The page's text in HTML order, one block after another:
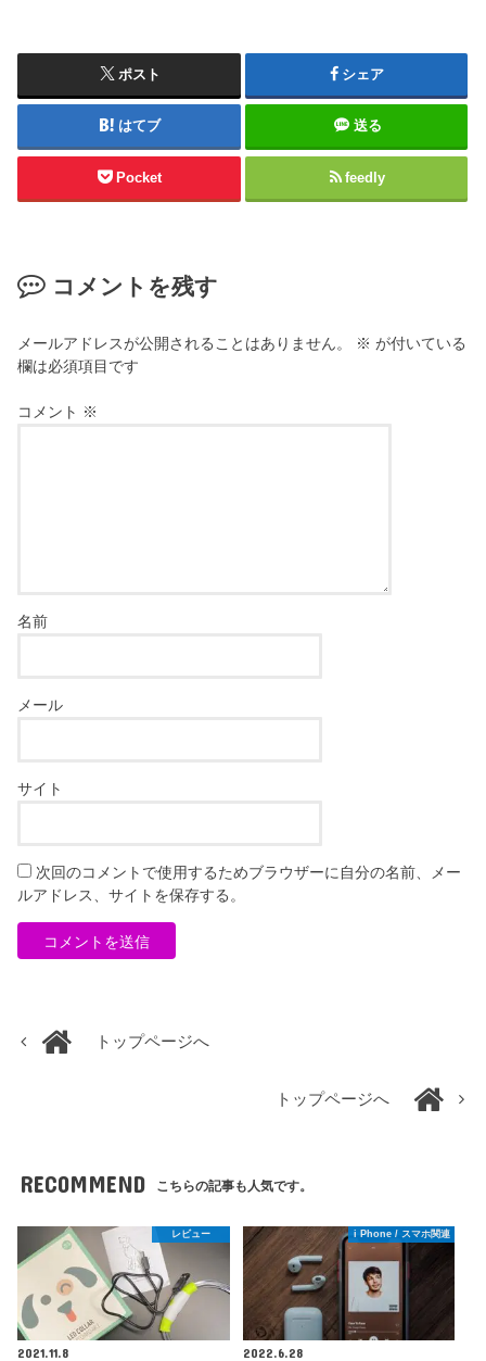
ポスト シェア
はてブ 送る
Pocket feedly
コメントを残す
メールアドレスが公開されることはありません。 ※ が付いている
欄は必須項目です
コメント ※
名前
メール
サイト
次回のコメントで使用するためブラウザーに自分の名前、メー
ルアドレス、サイトを保存する。
トップページへ
トップページへ
RECOMMEND こちらの記事も人気です。
レビュー
2021.11.8
i Phone / スマホ関連
2022.6.28